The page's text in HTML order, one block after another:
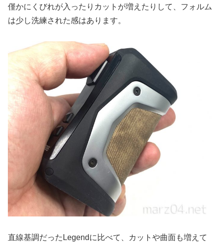
僅かにくびれが入ったりカットが増えたりして、フォルム
は少し洗練された感はあります。
直線基調だったLegendに比べて、カットや曲面も増えて